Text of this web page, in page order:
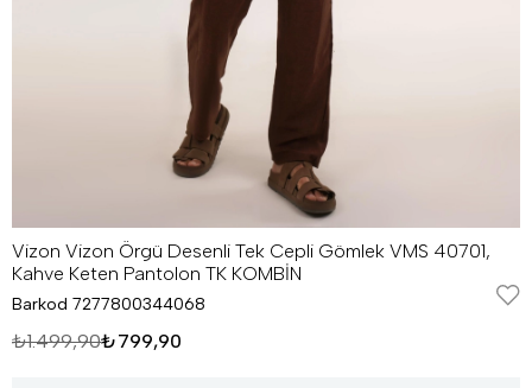
Vizon Vizon Örgü Desenli Tek Cepli Gömlek VMS 40701,
Kahve Keten Pantolon TK KOMBİN
Barkod 7277800344068
₺1.499,90₺799,90